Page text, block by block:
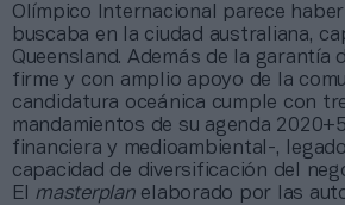
Olímpico Internacional parece
buscaba en la ciudad australiana,
Queensland. Además de la garantía
firme y con amplio apoyo de la
candidatura oceánica cumple con
mandamientos de su agenda
financiera y medioambiental-,
capacidad de diversificación del
El
masterplanelaborado por las